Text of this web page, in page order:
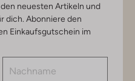
neuesten Artikeln und
dich. Abonniere den
Einkaufsgutschein im